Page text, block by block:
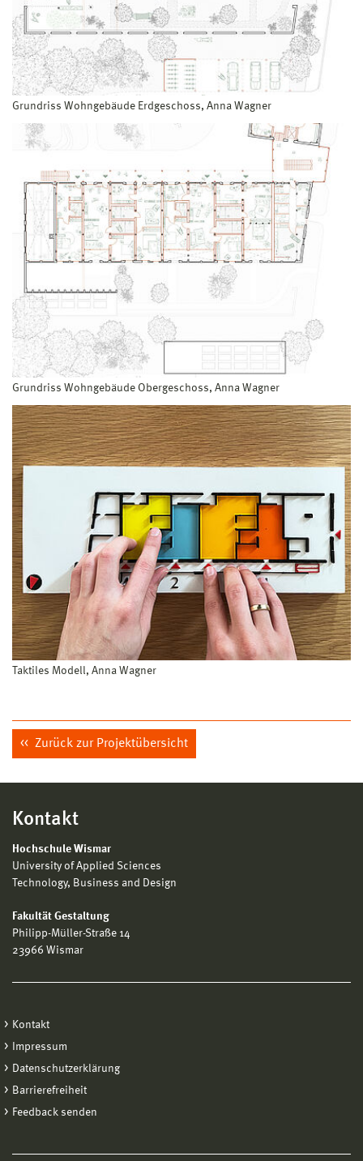
Grundriss Wohngebäude Erdgeschoss, Anna Wagner
Grundriss Wohngebäude Obergeschoss, Anna Wagner
Taktiles Modell, Anna Wagner
Zurück zur Projektübersicht
Kontakt
Hochschule Wismar
University of Applied Sciences
Technology, Business and Design
Fakultät Gestaltung
Philipp-Müller-Straße 14
23966 Wismar
Kontakt
Impressum
Datenschutzerklärung
Barrierefreiheit
Feedback senden